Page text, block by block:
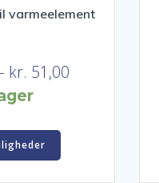
varmeelement
kr. 51,00Prisinterval:
Dette